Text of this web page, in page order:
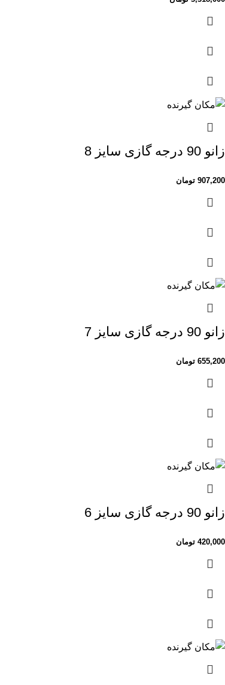
زانو 90 درجه گازی سایز 8
907,200 تومان
زانو 90 درجه گازی سایز 7
655,200 تومان
زانو 90 درجه گازی سایز 6
420,000 تومان